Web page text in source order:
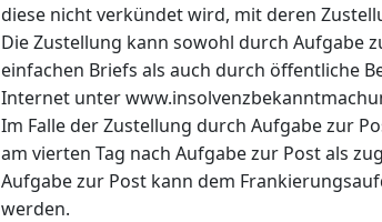
diese nicht verkündet wird, mit deren
Die Zustellung kann sowohl durch Aufgabe
einfachen Briefs als auch durch öffentliche
Internet unter
Im Falle der Zustellung durch Aufgabe zur
am vierten Tag nach Aufgabe zur Post als
Aufgabe zur Post kann dem
werden.